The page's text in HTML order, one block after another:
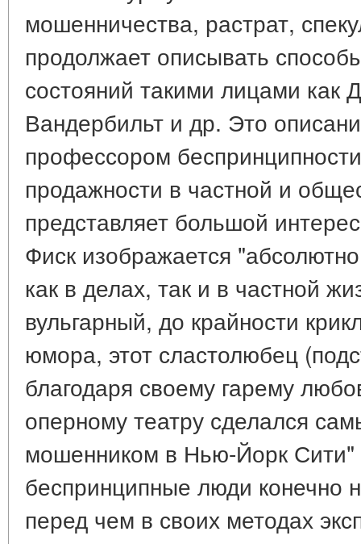
мошенничества, растрат,
продолжает описывать
состояний такими лицами как
Вандербильт и др. Это
профессором
продажности в частной и
представляет большой
Фиск изображается
как в делах, так и в частной
вульгарный, до крайности
юмора, этот сластолюбец
благодаря своему гарему
оперному театру сделался
мошенником в Нью-Йорк
беспринципные люди конечно
перед чем в своих методах